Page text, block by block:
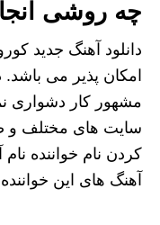
چه روشی
دانلود آهنگ جدید
امکان پذیر می باشد.
مشهور کار دشواری
سایت های مختلف و
کردن نام خواننده
آهنگ های این خواننده